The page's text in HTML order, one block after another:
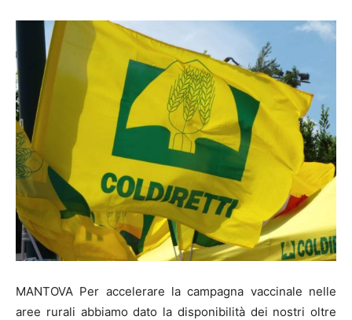
MANTOVA Per accelerare la campagna vaccinale nelle
aree rurali abbiamo dato la disponibilità dei nostri oltre